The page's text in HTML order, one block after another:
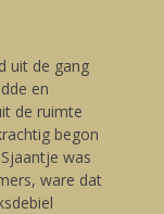
uit de gang
en
de ruimte
begon
was
ware dat